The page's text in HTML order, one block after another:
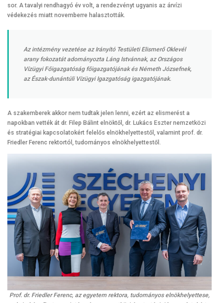
sor. A tavalyi rendhagyó év volt, a rendezvényt ugyanis az árvízi
védekezés miatt novemberre halasztották.
Az intézmény vezetése az Irányító Testületi Elismerő Oklevél
arany fokozatát adományozta Láng Istvánnak, az Országos
Vízügyi Főigazgatóság főigazgatójának és Németh Józsefnek,
az Észak-dunántúli Vízügyi Igazgatóság igazgatójának.
A szakemberek akkor nem tudtak jelen lenni, ezért az elismerést a
napokban vették át dr. Filep Bálint elnöktől, dr. Lukács Eszter nemzetközi
és stratégiai kapcsolatokért felelős elnökhelyettestől, valamint prof. dr.
Friedler Ferenc rektortól, tudományos elnökhelyettestől.
Prof. dr. Friedler Ferenc, az egyetem rektora, tudományos elnökhelyettese,